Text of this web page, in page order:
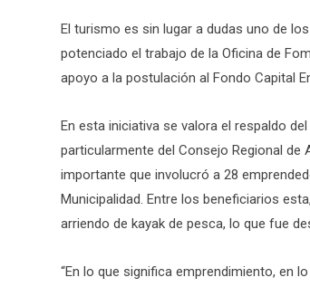
El turismo es sin lugar a dudas uno de
potenciado el trabajo de la Oficina de
apoyo a la postulación al Fondo Capital
En esta iniciativa se valora el respaldo
particularmente del Consejo Regional
importante que involucró a 28
Municipalidad. Entre los beneficiarios
arriendo de kayak de pesca, lo que fue
“En lo que significa emprendimiento, en